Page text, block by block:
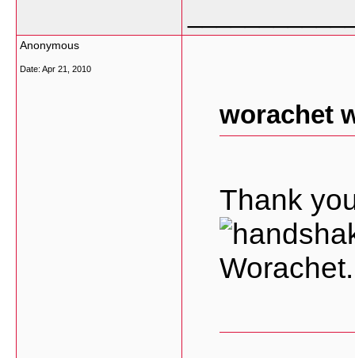
Anonymous
Date: Apr 21, 2010
worachet
Thank
Worachet.